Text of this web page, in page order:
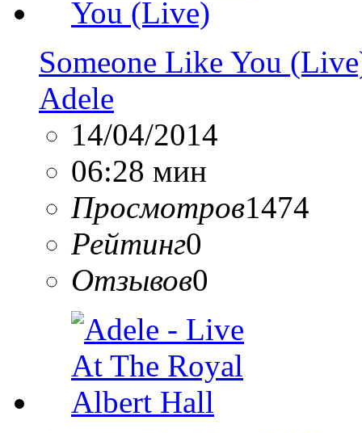
Someone Like You
Adele
14/04/2014
06:28 мин
Просмотров1474
Рейтинг0
Отзывов0